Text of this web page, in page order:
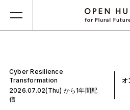
Cyber Resilience
Transformation
2026.07.02(Thu) から1年間配
信
オ